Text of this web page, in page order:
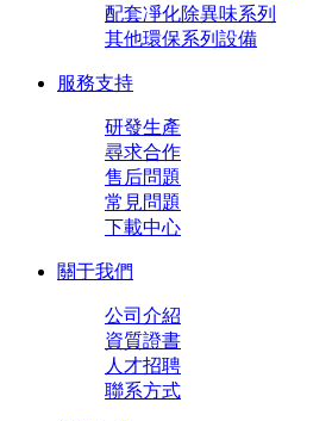
配套凈化除異味系列
其他環保系列設備
服務支持
研發生產
尋求合作
售后問題
常見問題
下載中心
關于我們
公司介紹
資質證書
人才招聘
聯系方式